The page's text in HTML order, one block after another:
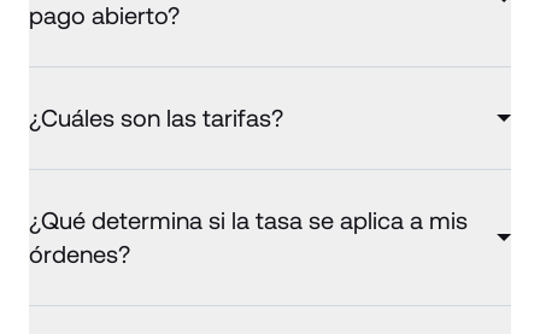
pago abierto?
¿Cuáles son las tarifas?
¿Qué determina si la tasa se aplica a mis
órdenes?